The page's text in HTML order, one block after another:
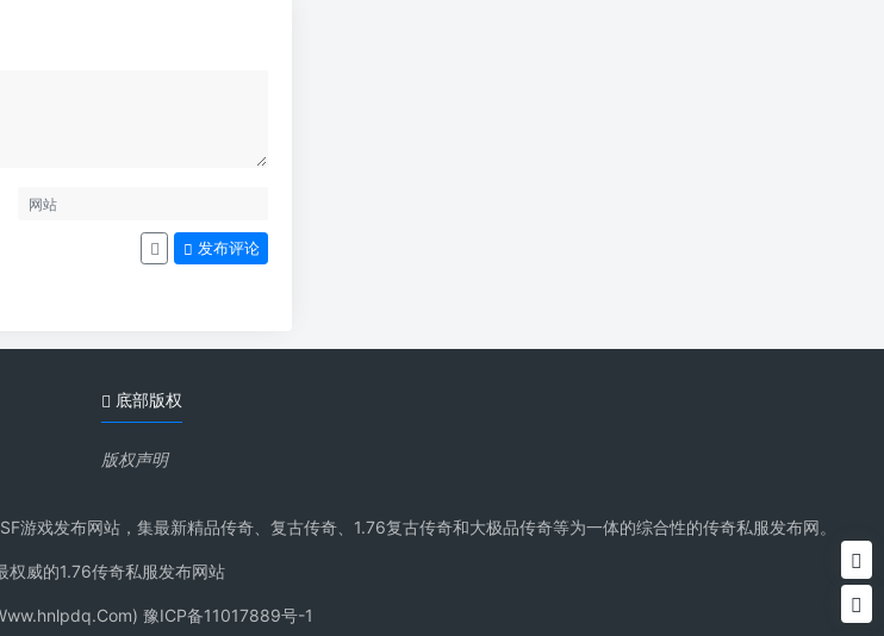
发布评论
底部版权
版权声明
发布网站，集最新精品传奇、复古传奇、1.76复古传奇和大极品传奇等为一体的综合性的传奇私服发布网。
权威的1.76传奇私服发布网站
豫ICP备11017889号-1